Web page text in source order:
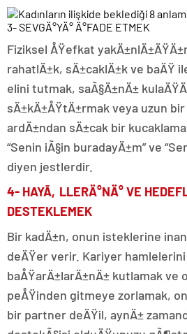
3- SEVGÄ°YÄ° Ä°FADE ETMEK
Fiziksel ÅŸefkat
rahatlÄ±k, sÄ±caklÄ±k ve baÄŸ
elini tutmak, saÃ§Ä±nÄ±
sÄ±kÄ±ÅŸtÄ±rmak veya uzun
ardÄ±ndan sÄ±cak bir
“Senin iÃ§in buradayÄ±m” ve
diyen jestlerdir.
4- HAYÃ‚LLERÄ°NÄ° VE
DESTEKLEMEK
Bir kadÄ±n, onun isteklerine
deÄŸer verir. Kariyer
baÅŸarÄ±larÄ±nÄ± kutlamak ve
peÅŸinden gitmeye zorlamak,
bir partner deÄŸil, aynÄ±